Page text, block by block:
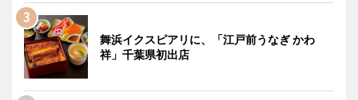
舞浜イクスピアリに、「江戸前うなぎ かわ
祥」千葉県初出店